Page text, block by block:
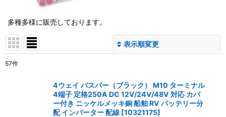
多種多様に販売しております。
表示順変更
57件
4ウェイ バスバー（ブラック） M10 ターミナル
4端子 定格250A DC 12V/24V/48V 対応 カバ
ー付き ニッケルメッキ銅 船舶 RV バッテリー分
配 インバーター 配線 [10321175]